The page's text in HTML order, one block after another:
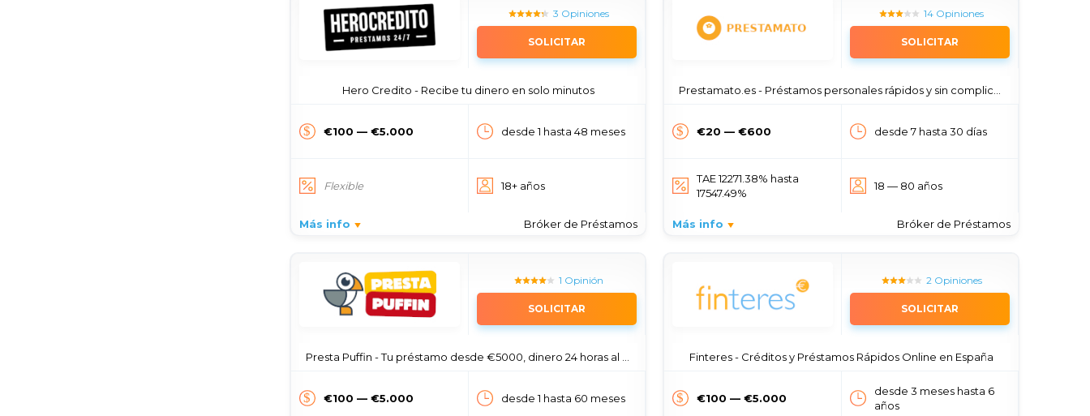
3 Opiniones
SOLICITAR
Hero Credito - Recibe tu dinero en solo minutos
€100 — €5.000 desde 1 hasta 48 meses
Flexible 18+ años
Más info Bróker de Préstamos
14 Opiniones
SOLICITAR
Prestamato.es - Préstamos personales rápidos y sin complicaciones para todos
€20 — €600 desde 7 hasta 30 días
TAE 12271.38% hasta
17547.49%
18 — 80 años
Más info Bróker de Préstamos
1 Opinión
SOLICITAR
Presta Puffin - Tu préstamo desde €5000, dinero 24 horas al día, 365 días al año
€100 — €5.000 desde 1 hasta 60 meses
2 Opiniones
SOLICITAR
Finteres - Créditos y Préstamos Rápidos Online en España
€100 — €5.000
desde 3 meses hasta 6
años